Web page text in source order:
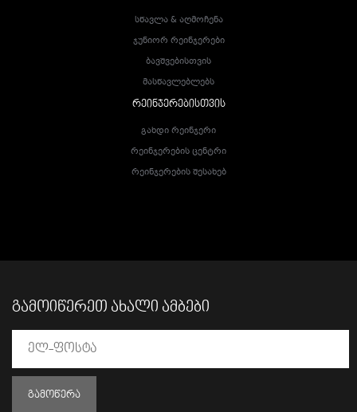
Სწავლა & Აღმოჩენა
Ჯუნიორ Რეინჯერები
Ბავშვებისთვის
Მასწავლებლებს
ᲠᲔᲘᲜᲯᲔᲠᲔᲑᲘᲡᲗᲕᲘᲡ
Გახდი Რეინჯერი
Რეინჯერების Ცენტრი
Რეინჯერების Შესახებ
ᲒᲐᲛᲝᲘᲬᲔᲠᲔᲗ ᲐᲮᲐᲚᲘ ᲐᲛᲑᲔᲑᲘ
ᲒᲐᲛᲝᲬᲔᲠᲐ